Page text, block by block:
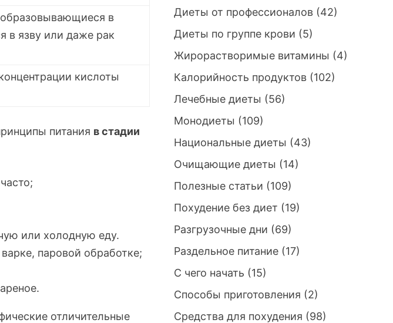
в
в язву или даже рак
кислоты
питания в стадии
или холодную еду.
паровой обработке;
отличительные
Диеты от профессионалов(42)
Диеты по группе крови (5)
Жирорастворимые витамины (4)
Калорийность продуктов(102)
Лечебные диеты (56)
Монодиеты (109)
Национальные диеты (43)
Очищающие диеты (14)
Полезные статьи (109)
Похудение без диет (19)
Разгрузочные дни (69)
Раздельное питание(17)
С чего начать (15)
Способы приготовления (2)
Средства для похудения (98)